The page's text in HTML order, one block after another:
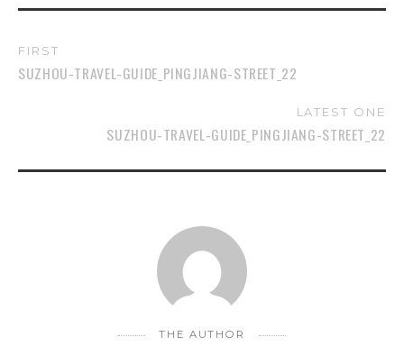
FIRST
SUZHOU-TRAVEL-GUIDE_PINGJIANG-STREET_22
LATEST ONE
SUZHOU-TRAVEL-GUIDE_PINGJIANG-STREET_22
THE AUTHOR